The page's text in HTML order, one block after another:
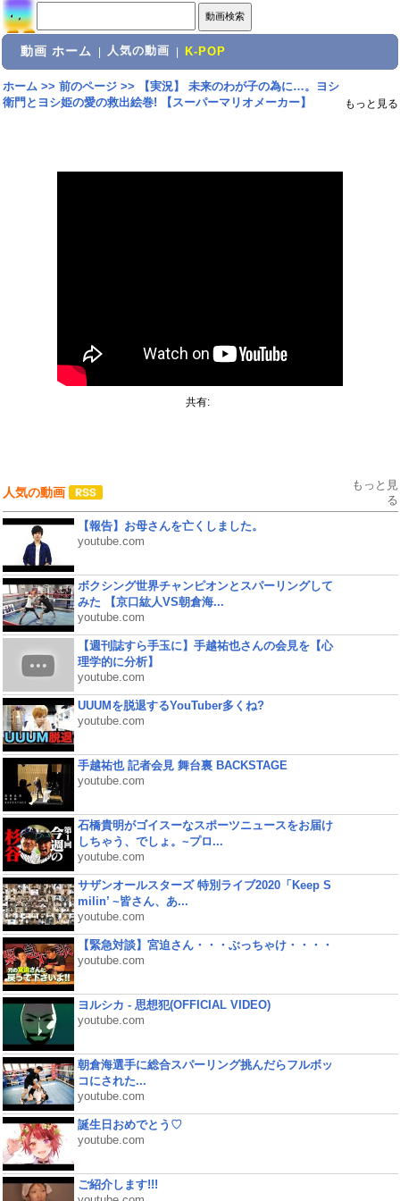
動画 ホーム 人気の動画 K-POP
ホーム>> 前のページ>>
【実況】 未来のわが子の為に…。ヨシ
衛門とヨシ姫の愛の救出絵巻! 【スーパーマリオメーカー】
もっと見る
共有:
人気の動画
もっと見
る
【報告】お母さんを亡くしました。
youtube.com
ボクシング世界チャンピオンとスパーリングして
みた 【京口紘人VS朝倉海...
youtube.com
【週刊誌すら手玉に】手越祐也さんの会見を【心
理学的に分析】
youtube.com
UUUMを脱退するYouTuber多くね?
youtube.com
手越祐也 記者会見 舞台裏 BACKSTAGE
youtube.com
石橋貴明がゴイスーなスポーツニュースをお届け
しちゃう、でしょ。~プロ...
youtube.com
サザンオールスターズ 特別ライブ2020「Keep S
milin’ ~皆さん、あ...
youtube.com
【緊急対談】宮迫さん・・・ぶっちゃけ・・・・
youtube.com
ヨルシカ - 思想犯(OFFICIAL VIDEO)
youtube.com
朝倉海選手に総合スパーリング挑んだらフルボッ
コにされた...
youtube.com
誕生日おめでとう♡
youtube.com
ご紹介します!!!